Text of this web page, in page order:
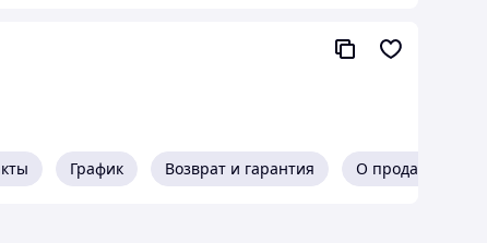
График Возврат и гарантия О продавце